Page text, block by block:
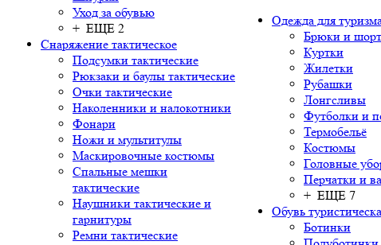
Уход за обувью
+ ЕЩЕ 2
Снаряжение тактическое
Подсумки тактические
Рюкзаки и баулы тактические
Очки тактические
Наколенники и налокотники
Фонари
Ножи и мультитулы
Маскировочные костюмы
Спальные мешки
тактические
Наушники тактические и
гарнитуры
Ремни тактические
Одежда для
Брюки и
Куртки
Жилетки
Рубашки
Лонгсливы
Футболки и
Термобельё
Костюмы
Головные
Перчатки и
+ ЕЩЕ 7
Обувь
Ботинки